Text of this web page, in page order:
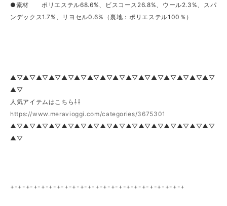
●素材 ポリエステル68.6%、ビスコース26.8%、ウール2.3%、スパ
ンデックス1.7%、リヨセル0.6%（裏地：ポリエステル100％）
▲▽▲▽▲▽▲▽▲▽▲▽▲▽▲▽▲▽▲▽▲▽▲▽▲▽▲▽▲▽▲▽
▲▽
人気アイテムはこちら⇩⇩
https://www.meravioggi.com/categories/3675301
▲▽▲▽▲▽▲▽▲▽▲▽▲▽▲▽▲▽▲▽▲▽▲▽▲▽▲▽▲▽▲▽
▲▽
+-+-+-+-+-+-+-+-+-+-+-+-+-+-+-+-+-+-+-+-+-+-+